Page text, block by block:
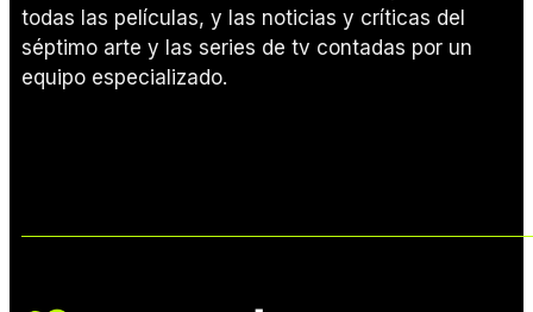
todas las películas, y las noticias y críticas del
séptimo arte y las series de tv contadas por un
equipo especializado.